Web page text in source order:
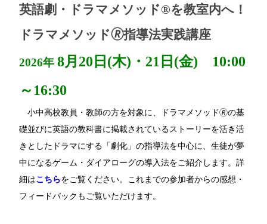
英語劇・ドラマメソッド®を教室内へ！
ドラマメソッド🄬指導法実践講座
2026年8月20日(木)・21日(金) 10:00
～16:30
小中高校教員・教師の方を対象に、ドラマメソッド🄬の基
礎並びに英語の教科書に掲載されているストーリーを活き活
きとしたドラマにする「劇化」の指導法を中心に、生徒が夢
中になるゲーム・ダイアローグの導入法をご紹介します。詳
細はこちらをご覧ください。これまでの参加者からの感想・
フィードバックもご覧いただけます。